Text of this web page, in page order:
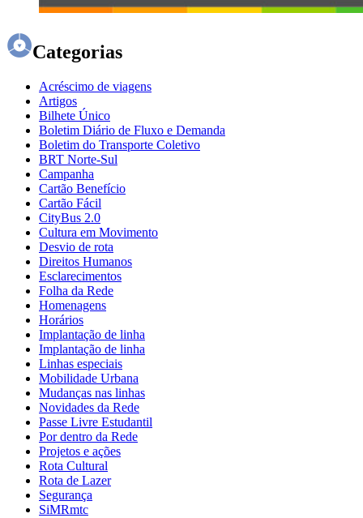
Categorias
Acréscimo de viagens
Artigos
Bilhete Único
Boletim Diário de Fluxo e Demanda
Boletim do Transporte Coletivo
BRT Norte-Sul
Campanha
Cartão Benefício
Cartão Fácil
CityBus 2.0
Cultura em Movimento
Desvio de rota
Direitos Humanos
Esclarecimentos
Folha da Rede
Homenagens
Horários
Implantação de linha
Implantação de linha
Linhas especiais
Mobilidade Urbana
Mudanças nas linhas
Novidades da Rede
Passe Livre Estudantil
Por dentro da Rede
Projetos e ações
Rota Cultural
Rota de Lazer
Segurança
SiMRmtc